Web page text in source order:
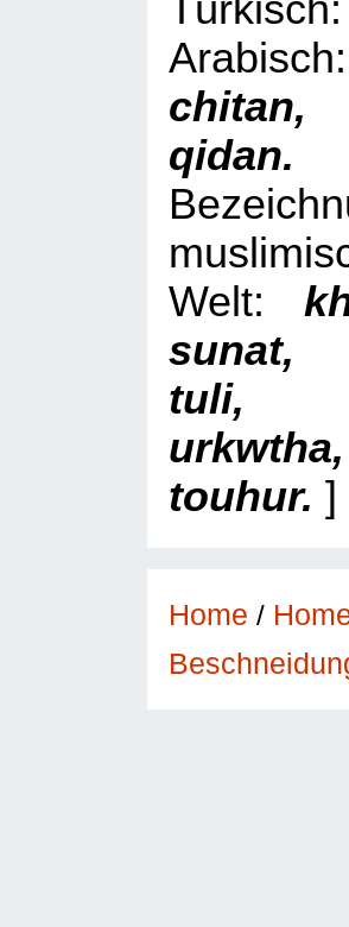
Welt:
sunat,
tuli,
touhur. ]
Home /